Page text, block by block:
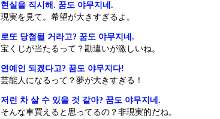
현실을 직시해. 꿈도 야무지네.
現実を見て。希望が大きすぎるよ 。
로또 당첨될 거라고? 꿈도 야무지네.
宝くじが当たるって？勘違いが激しいね 。
연예인 되겠다고? 꿈도 야무지다!
芸能人になるって？夢が大きすぎる！
저런 차 살 수 있을 것 같아? 꿈도 야무지네.
そんな車買えると思ってるの？非現実的だね 。